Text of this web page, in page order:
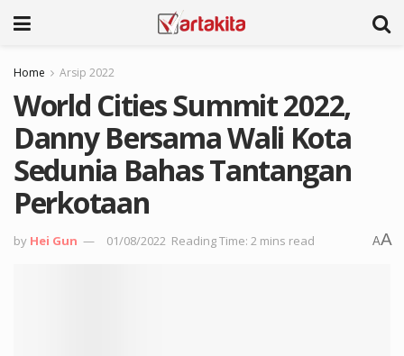
Home Arsip 2022
World Cities Summit 2022,
Danny Bersama Wali Kota
Sedunia Bahas Tantangan
Perkotaan
by Hei Gun 01/08/2022 Reading Time: 2 mins read AA